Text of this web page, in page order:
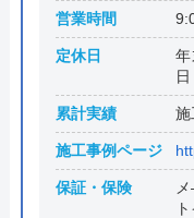
営業時間
定休日
累計実績 施
施工事例ページ
保証・保険